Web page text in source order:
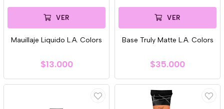
VER
Mauillaje Liquido L.A. Colors
$13.000
VER
Base Truly Matte L.A. Colors
$35.000